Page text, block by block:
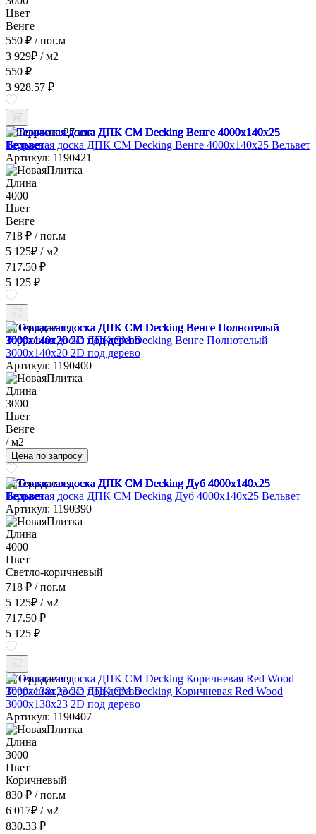
Цвет
Венге
550 ₽ / пог.м
3 929₽ / м2
550 ₽
3 928.57 ₽
В наличии: 27 шт
Террасная доска ДПК CM Decking Венге 4000x140x25 Вельвет
Артикул: 1190421
Длина
4000
Цвет
Венге
718 ₽ / пог.м
5 125₽ / м2
717.50 ₽
5 125 ₽
Ожидается
Террасная доска ДПК CM Decking Венге Полнотелый
3000x140x20 2D под дерево
Артикул: 1190400
Длина
3000
Цвет
Венге
/ м2
Цена по запросу
Ожидается
Террасная доска ДПК CM Decking Дуб 4000x140x25 Вельвет
Артикул: 1190390
Длина
4000
Цвет
Светло-коричневый
718 ₽ / пог.м
5 125₽ / м2
717.50 ₽
5 125 ₽
Ожидается
Террасная доска ДПК CM Decking Коричневая Red Wood
3000x138x23 2D под дерево
Артикул: 1190407
Длина
3000
Цвет
Коричневый
830 ₽ / пог.м
6 017₽ / м2
830.33 ₽